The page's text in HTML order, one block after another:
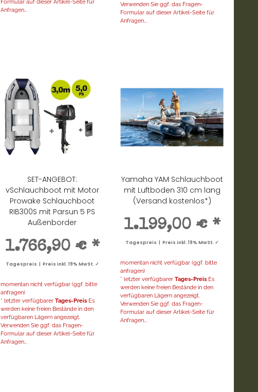
Formular auf dieser Artikel-Seite für
Anfragen...
Verwenden Sie ggf. das Fragen-
Formular auf dieser Artikel-Seite für
Anfragen...
SET-ANGEBOT:
vSchlauchboot mit Motor
Prowake Schlauchboot
RIB300S mit Parsun 5 PS
Außenborder
1.766,90 € *
Tagespreis | Preis inkl. 19% MwSt. ✓
momentan nicht verfügbar (ggf. bitte
anfragen)
* letzter verfügbarerTages-Preis Es
werden keine freien Bestände in den
verfügbaren Lägern angezeigt.
Verwenden Sie ggf. das Fragen-
Formular auf dieser Artikel-Seite für
Anfragen...
Yamaha YAM Schlauchboot
mit Luftboden 310 cm lang
(Versand kostenlos*)
1.199,00 € *
Tagespreis | Preis inkl. 19% MwSt. ✓
momentan nicht verfügbar (ggf. bitte
anfragen)
* letzter verfügbarerTages-Preis Es
werden keine freien Bestände in den
verfügbaren Lägern angezeigt.
Verwenden Sie ggf. das Fragen-
Formular auf dieser Artikel-Seite für
Anfragen...